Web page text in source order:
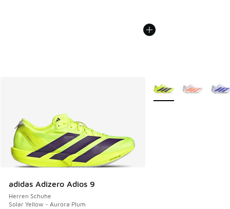
adidas Adizero Adios 9
Herren Schuhe
Solar Yellow - Aurora Plum
Weitere Farben